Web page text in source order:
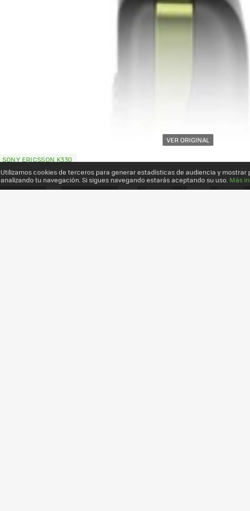
VER ORIGINAL
SONY ERICSSON K330
Utilizamos cookies de terceros para generar estadísticas de audiencia y mostrar
analizando tu navegación. Si sigues navegando estarás aceptando su uso. Más